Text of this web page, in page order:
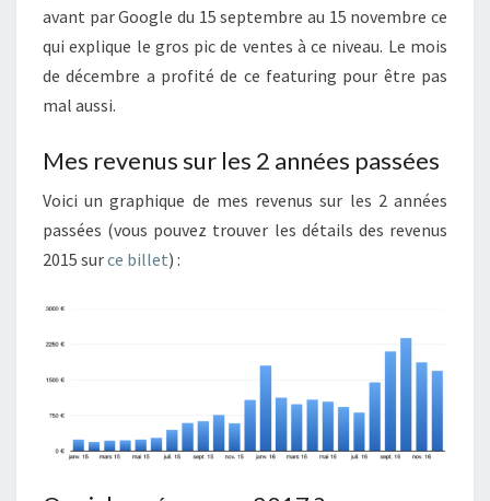
avant par Google du 15 septembre au 15 novembre ce
qui explique le gros pic de ventes à ce niveau. Le mois
de décembre a profité de ce featuring pour être pas
mal aussi.
Mes revenus sur les 2 années passées
Voici un graphique de mes revenus sur les 2 années
passées (vous pouvez trouver les détails des revenus
2015 surce billet) :